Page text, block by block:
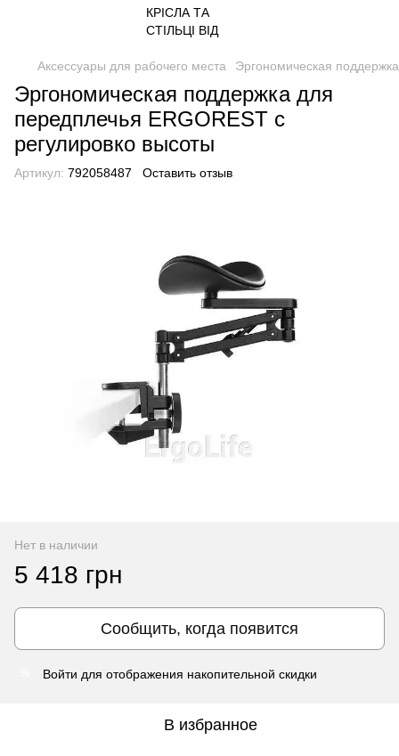
Аксессуары для рабочего места Эргономическая
Эргономическая поддержка для
передплечья ERGOREST с
регулировко высоты
Артикул: 792058487 Оставить отзыв
Нет в наличии
5 418 грн
Сообщить, когда появится
Войти для отображения накопительной скидки
В избранное